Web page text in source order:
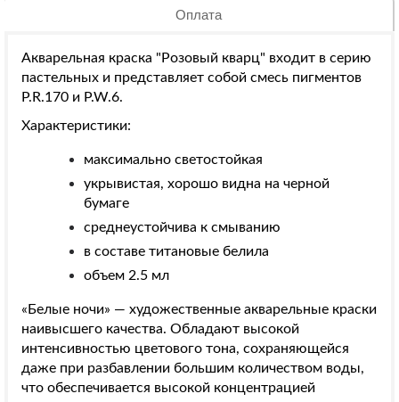
Оплата
Акварельная краска "Розовый кварц" входит в серию
пастельных и представляет собой смесь пигментов
P.R.170 и P.W.6.
Характеристики:
максимально светостойкая
укрывистая, хорошо видна на черной
бумаге
среднеустойчива к смыванию
в составе титановые белила
объем 2.5 мл
«Белые ночи» — художественные акварельные краски
наивысшего качества. Обладают высокой
интенсивностью цветового тона, сохраняющейся
даже при разбавлении большим количеством воды,
что обеспечивается высокой концентрацией